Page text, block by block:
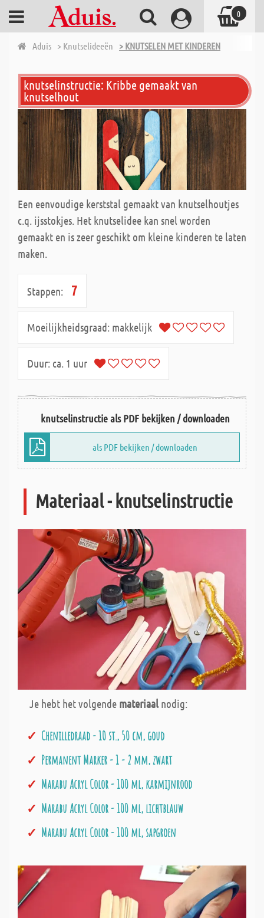
Aduis > Knutselideeën > KNUTSELEN MET KINDEREN
knutselinstructie: Kribbe gemaakt van
knutselhout
Een eenvoudige kerststal gemaakt van knutselhoutjes
c.q. ijsstokjes. Het knutselidee kan snel worden
gemaakt en is zeer geschikt om kleine kinderen te laten
maken.
Stappen: 7
Moeilijkheidsgraad: makkelijk
Duur: ca. 1 uur
knutselinstructie als PDF bekijken / downloaden
als PDF bekijken / downloaden
Materiaal - knutselinstructie
Je hebt het volgende materiaal nodig:
Chenilledraad - 10 st., 50 cm, goud
Permanent Marker - 1 - 2 mm, zwart
Marabu Acryl Color - 100 ml, karmijnrood
Marabu Acryl Color - 100 ml, lichtblauw
Marabu Acryl Color - 100 ml, sapgroen
0